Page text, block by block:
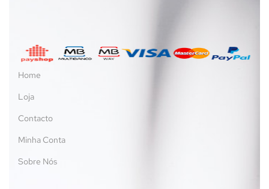
Home
Loja
Contacto
Minha Conta
Sobre Nós